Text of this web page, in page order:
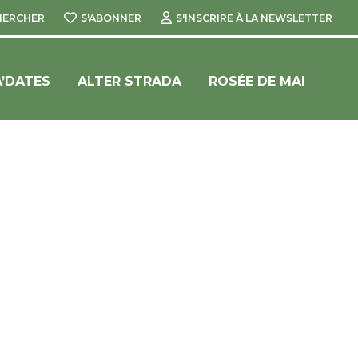
S'ABONNER S'INSCRIRE À LA NEWSLETTER
ALTER STRADA ROSÉE DE MAI